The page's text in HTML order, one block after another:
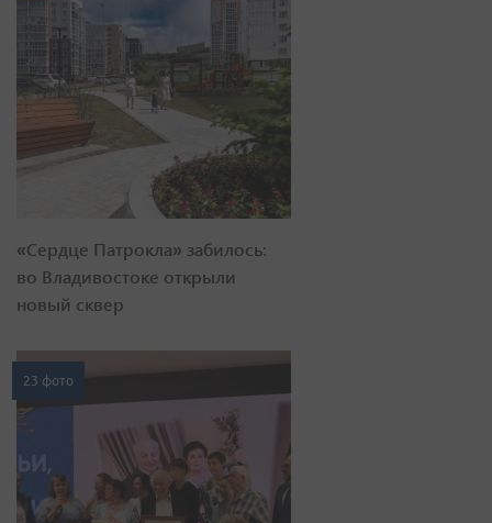
«Сердце Патрокла» забилось:
во Владивостоке открыли
новый сквер
23 фото